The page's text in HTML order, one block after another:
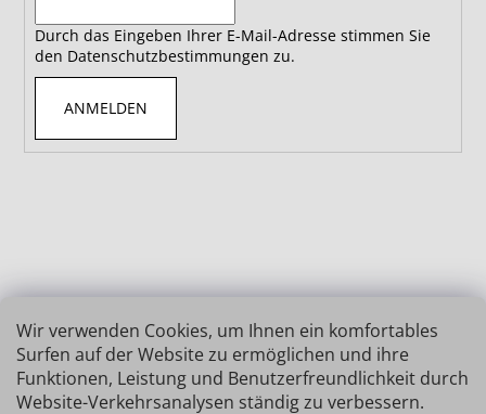
Wir verwenden Cookies, um Ihnen ein komfortables
Surfen auf der Website zu ermöglichen und ihre
Funktionen, Leistung und Benutzerfreundlichkeit durch
Website-Verkehrsanalysen ständig zu verbessern.
Durch das Eingeben Ihrer E-Mail-Adresse stimmen Sie
den Datenschutzbestimmungen zu.
ANMELDEN